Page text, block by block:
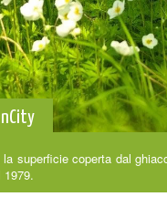
superficie coperta dal